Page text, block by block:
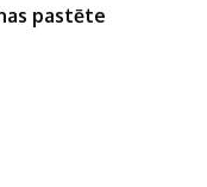
pastēte